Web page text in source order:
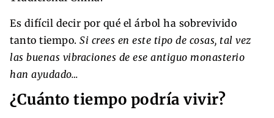
Es difícil decir por qué el árbol ha sobrevivido
tanto tiempo. Si crees en este tipo de cosas, tal vez
las buenas vibraciones de ese antiguo monasterio
han ayudado…
¿Cuánto tiempo podría vivir?